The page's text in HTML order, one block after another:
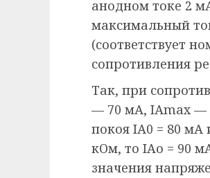
анодном токе 2
максимальный
(соответствует
сопротивления
Так, при
— 70 мА, IАmах —
покоя IА0 = 80 мА
кОм, то IAо = 90
значения